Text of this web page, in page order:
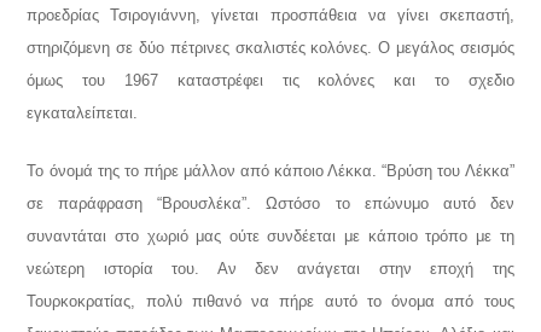
προεδρίας Τσιρογιάννη, γίνεται προσπάθεια να γίνει σκεπαστή,
στηριζόμενη σε δύο πέτρινες σκαλιστές κολόνες. Ο μεγάλος σεισμός
όμως του 1967 καταστρέφει τις κολόνες και το σχεδιο
εγκαταλείπεται.
Το όνομά της το πήρε μάλλον από κάποιο Λέκκα. “Βρύση του Λέκκα”
σε παράφραση “Βρουσλέκα”. Ωστόσο το επώνυμο αυτό δεν
συναντάται στο χωριό μας ούτε συνδέεται με κάποιο τρόπο με τη
νεώτερη ιστορία του. Αν δεν ανάγεται στην εποχή της
Τουρκοκρατίας, πολύ πιθανό να πήρε αυτό το όνομα από τους